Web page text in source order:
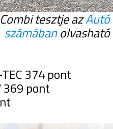
tesztje az
számábanolvasható
374 pont
369 pont